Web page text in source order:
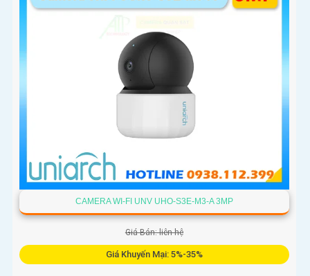
CAMERA WI-FI UNV UHO-S3E-M3-A 3MP
Giá Bán: liên hệ
Giá Khuyến Mại: 5%-35%